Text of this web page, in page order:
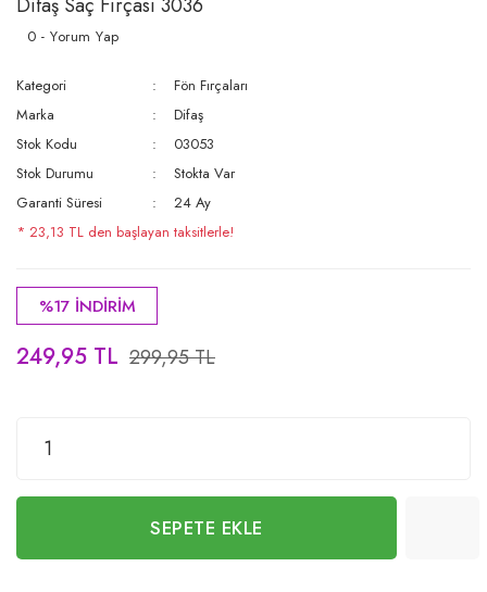
0 - Yorum Yap
Kategori
Fön Fırçaları
Marka
Difaş
Stok Kodu
03053
Stok Durumu
Stokta Var
Garanti Süresi
24 Ay
* 23,13 TL den başlayan taksitlerle!
%17 İNDİRİM
249,95 TL 299,95 TL
SEPETE EKLE